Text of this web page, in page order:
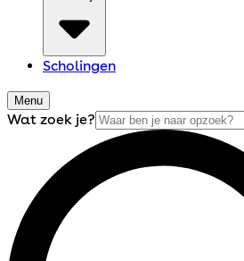
Scholingen
Menu
Wat zoek je?